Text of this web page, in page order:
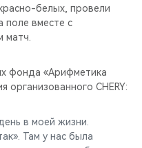
белых, провели
поле вместе с
матч.
фонда «Арифметика
организованного CHERY:
в моей жизни.
Там у нас была